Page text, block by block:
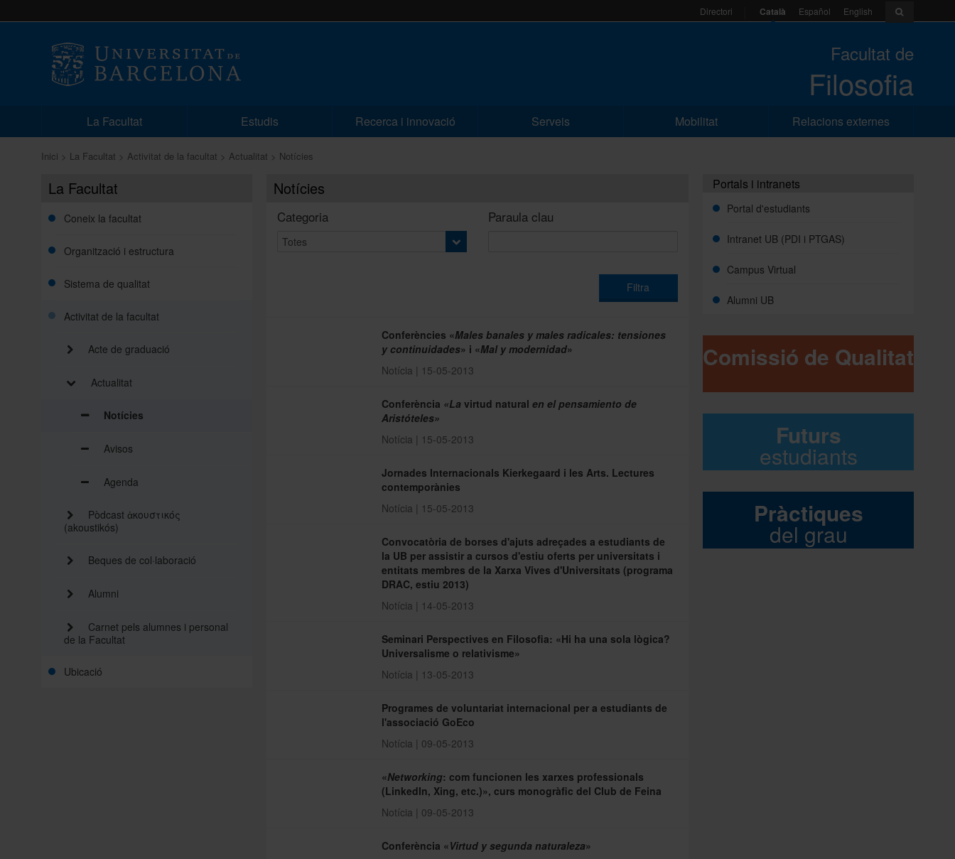
Directori Català Español English
Facultat de
Filosofia
La Facultat Estudis Recerca i innovació Serveis Mobilitat Relacions externes
Inici La Facultat Activitat de la facultat Actualitat Notícies
La Facultat
Coneix la facultat
Organització i estructura
Sistema de qualitat
Activitat de la facultat
Acte de graduació
Actualitat
Notícies
Avisos
Agenda
Pòdcast ἀκουστικός
(akoustikós)
Beques de col·laboració
Alumni
Carnet pels alumnes i personal
de la Facultat
Ubicació
Notícies
Categoria Paraula clau
Filtra
Conferències «Males banales y males radicales: tensiones
y continuidades» i «Mal y modernidad»
Notícia | 15-05-2013
Conferència «La virtud natural en el pensamiento de
Aristóteles»
Notícia | 15-05-2013
Jornades Internacionals Kierkegaard i les Arts. Lectures
contemporànies
Notícia | 15-05-2013
Convocatòria de borses d'ajuts adreçades a estudiants de
la UB per assistir a cursos d'estiu oferts per universitats i
entitats membres de la Xarxa Vives d'Universitats (programa
DRAC, estiu 2013)
Notícia | 14-05-2013
Seminari Perspectives en Filosofia: «Hi ha una sola lògica?
Universalisme o relativisme»
Notícia | 13-05-2013
Programes de voluntariat internacional per a estudiants de
l'associació GoEco
Notícia | 09-05-2013
«Networking: com funcionen les xarxes professionals
(LinkedIn, Xing, etc.)», curs monogràfic del Club de Feina
Notícia | 09-05-2013
Conferència «Virtud y segunda naturaleza»
Portals i intranets
Portal d'estudiants
Intranet UB (PDI i PTGAS)
Campus Virtual
Alumni UB
Comissió de Qualitat
Futurs
estudiants
Pràctiques
del grau